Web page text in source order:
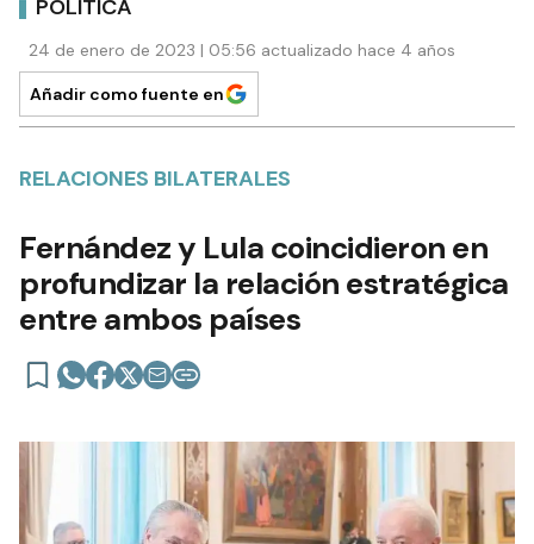
POLÍTICA
24 de enero de 2023 | 05:56 actualizado hace 4 años
Añadir como fuente en
RELACIONES BILATERALES
Fernández y Lula coincidieron en
profundizar la relación estratégica
entre ambos países